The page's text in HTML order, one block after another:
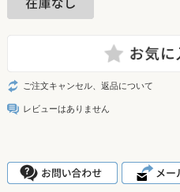
ご注文キャンセル、返品について
レビューはありません